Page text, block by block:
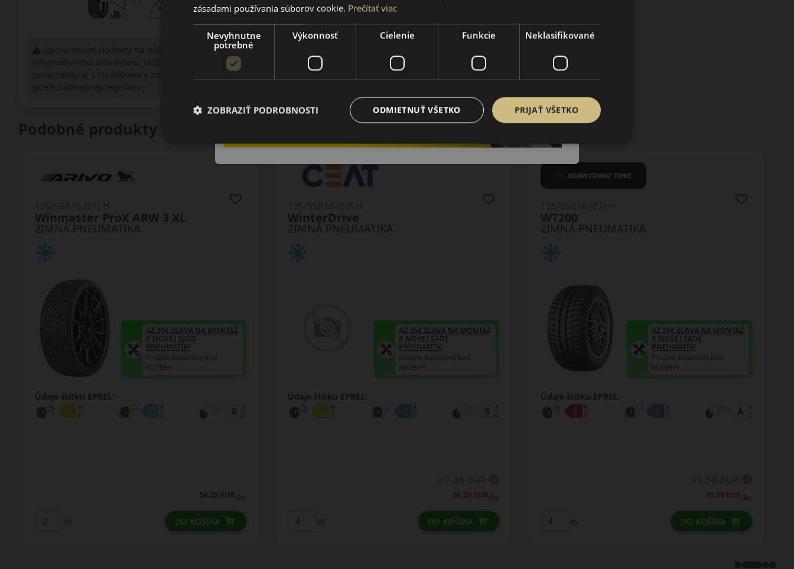
Podobné produkty
ZIMNÁ PNEUMATIKA
LW31 I Fit+
AŽ 35€ ZĽAVA NA MONTÁŽ
K NOVEJ SADE
PNEUMATÍK!
Použite kupónový kód
ROZBEH
Údaje štítku EPREL:
72.75 EUR/ks
ks DO KOŠÍKA
ZIMNÁ PNEUMATIKA
Winguard SnowG 3 WH21 XL
AŽ 35€ ZĽAVA NA MONTÁŽ
K NOVEJ SADE
PNEUMATÍK!
Použite kupónový kód
ROZBEH
Údaje štítku EPREL:
77.00 EUR/ks
ks DO KOŠÍKA
ZIMNÁ PNEUMATIKA
MP93 Nordicca XL
AŽ 35€ ZĽAVA NA MONTÁŽ
K NOVEJ SADE
PNEUMATÍK!
Použite kupónový kód
ROZBEH
Údaje štítku EPREL:
78.75 EUR/ks
ks DO KOŠÍKA
zásadami používania súborov cookie. Prečítať viac
Nevyhnutne
potrebné
Výkonnosť Cielenie Funkcie Neklasifikované
PRIJAŤ VŠETKO
ODMIETNUŤ VŠETKO
ZOBRAZIŤ PODROBNOSTI